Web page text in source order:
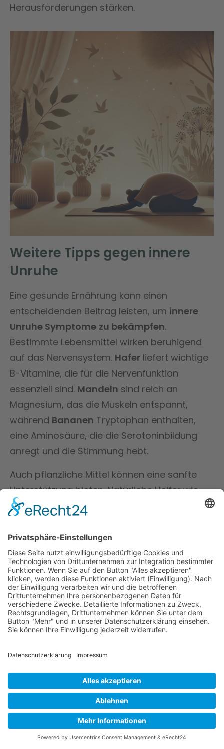
Herausforderungen stärken.
Weitere Tipps gegen innere
Unruhe
Eine gesunde Ernährung kann einen
entscheidenden Beitrag leisten, um innere
Unruhe Symptome zu bekämpfen.
Bestimmte Lebensmittel wirken beruhigend
auf das Nervensystem. Hafer liefert wichtige
B-Vitamine, die für die Nervenfunktion
essenziell sind. Mandeln sind reich an
Magnesium, das die Muskeln entspannt,
während Bananen Tryptophan enthalten,
eine Aminosäure, die die Serotoninbildung
anregt und die Stimmung hebt.
Auch pflanzliche Mittel können eine sanfte
Unterstützung bieten. Natürliche Helfer wie
Baldrian ,Passionsblume
helfen,Unruhezustände
Nebenwirkungen zu verursachen.
Rituale im Alltag schaffen Struktur und
fördern die innere Balance. Regelmäßiges
Journaling, bei dem du deine Gedanken und
Sorgen zu Papier bringst, hilft dir, deinen Kopf
Abend entspannt die Muskeln und bereitet
Spaziergang an der frischen Luft wirkt
beruhigend, indem er die Gedanken klärt und
das Wohlbefinden steigert. Diese
Maßnahmen tragen positiv zurBekämpfung